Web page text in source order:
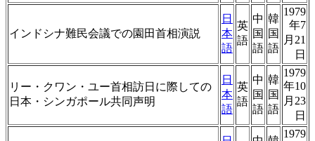
インドシナ難民会議での園田首相演説
日
本
語
英
語
中
国
語
韓
国
語
1979
年7
月21
日
リー・クワン・ユー首相訪日に際しての
日本・シンガポール共同声明
日
本
語
英
語
中
国
語
韓
国
語
1979
年10
月23
日
1979